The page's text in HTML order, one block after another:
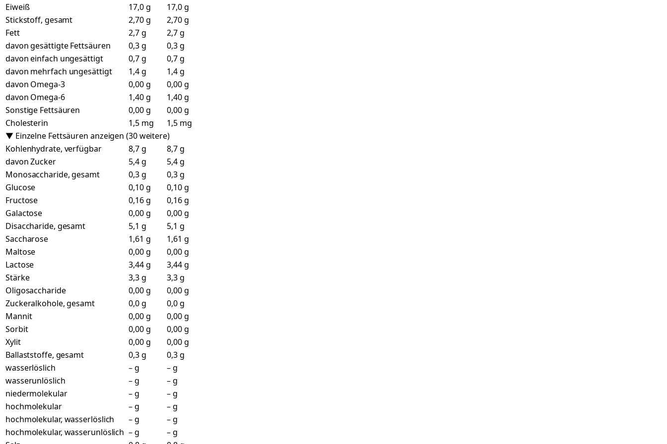
Eiweiß 17,0 g
17,0 g
Stickstoff, gesamt
2,70 g
2,70 g
Fett
2,7 g
2,7 g
davon gesättigte Fettsäuren
0,3 g
0,3 g
davon einfach ungesättigt
0,7 g
0,7 g
davon mehrfach ungesättigt
1,4 g
1,4 g
davon Omega-3
0,00 g
0,00 g
davon Omega-6
1,40 g
1,40 g
Sonstige Fettsäuren
0,00 g
0,00 g
Cholesterin
1,5 mg
1,5 mg
▼ Einzelne Fettsäuren anzeigen (30 weitere)
Kohlenhydrate, verfügbar
8,7 g
8,7 g
davon Zucker
5,4 g
5,4 g
Monosaccharide, gesamt
0,3 g
0,3 g
Glucose
0,10 g
0,10 g
Fructose
0,16 g
0,16 g
Galactose
0,00 g
0,00 g
Disaccharide, gesamt
5,1 g
5,1 g
Saccharose
1,61 g
1,61 g
Maltose
0,00 g
0,00 g
Lactose
3,44 g
3,44 g
Stärke
3,3 g
3,3 g
Oligosaccharide
0,00 g
0,00 g
Zuckeralkohole, gesamt
0,0 g
0,0 g
Mannit
0,00 g
0,00 g
Sorbit
0,00 g
0,00 g
Xylit
0,00 g
0,00 g
Ballaststoffe, gesamt
0,3 g
0,3 g
wasserlöslich
– g
– g
wasserunlöslich
– g
– g
niedermolekular
– g
– g
hochmolekular
– g
– g
hochmolekular, wasserlöslich
– g
– g
hochmolekular, wasserunlöslich – g
– g